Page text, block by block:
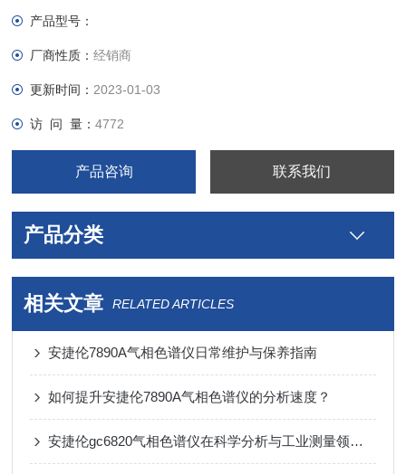
产品型号：
厂商性质：经销商
更新时间： 2023-01-03
访 问 量：4772
产品咨询 联系我们
产品分类
相关文章 RELATED ARTICLES
安捷伦7890A气相色谱仪日常维护与保养指南
如何提升安捷伦7890A气相色谱仪的分析速度？
安捷伦gc6820气相色谱仪在科学分析与工业测量领域的价值